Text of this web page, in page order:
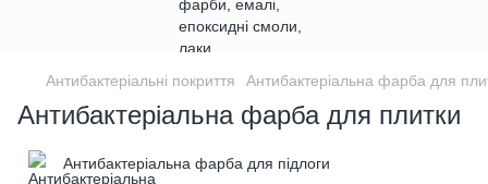
Антибактеріальні покриття Антибактеріальна фарба для
Антибактеріальна фарба для плитки
Антибактеріальна фарба для підлоги